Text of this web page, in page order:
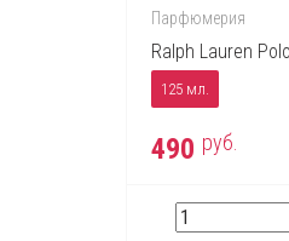
Парфюмерия
Ralph Lauren
125 мл.
490 руб.